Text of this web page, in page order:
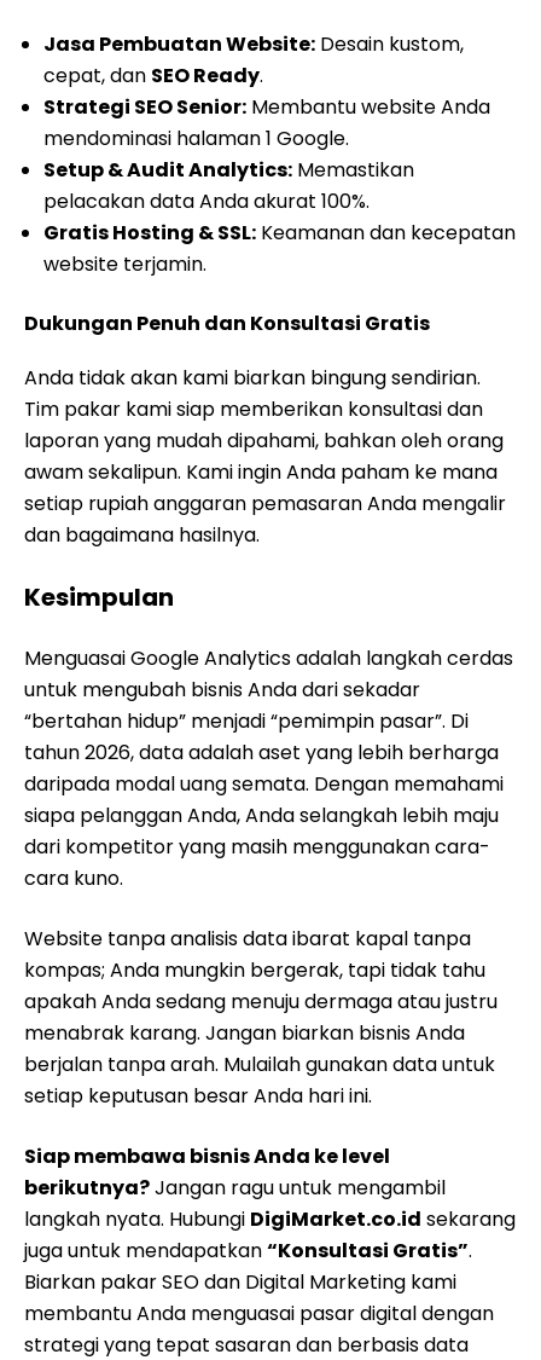
Jasa Pembuatan Website: Desain kustom,
cepat, dan SEO Ready.
Strategi SEO Senior: Membantu website Anda
mendominasi halaman 1 Google.
Setup & Audit Analytics: Memastikan
pelacakan data Anda akurat 100%.
Gratis Hosting & SSL: Keamanan dan kecepatan
website terjamin.
Dukungan Penuh dan Konsultasi Gratis
Anda tidak akan kami biarkan bingung sendirian.
Tim pakar kami siap memberikan konsultasi dan
laporan yang mudah dipahami, bahkan oleh orang
awam sekalipun. Kami ingin Anda paham ke mana
setiap rupiah anggaran pemasaran Anda mengalir
dan bagaimana hasilnya.
Kesimpulan
Menguasai Google Analytics adalah langkah cerdas
untuk mengubah bisnis Anda dari sekadar
“bertahan hidup” menjadi “pemimpin pasar”. Di
tahun 2026, data adalah aset yang lebih berharga
daripada modal uang semata. Dengan memahami
siapa pelanggan Anda, Anda selangkah lebih maju
dari kompetitor yang masih menggunakan cara-
cara kuno.
Website tanpa analisis data ibarat kapal tanpa
kompas; Anda mungkin bergerak, tapi tidak tahu
apakah Anda sedang menuju dermaga atau justru
menabrak karang. Jangan biarkan bisnis Anda
berjalan tanpa arah. Mulailah gunakan data untuk
setiap keputusan besar Anda hari ini.
Siap membawa bisnis Anda ke level
berikutnya?Jangan ragu untuk mengambil
langkah nyata. Hubungi DigiMarket.co.id sekarang
juga untuk mendapatkan“Konsultasi Gratis”.
Biarkan pakar SEO dan Digital Marketing kami
membantu Anda menguasai pasar digital dengan
strategi yang tepat sasaran dan berbasis data